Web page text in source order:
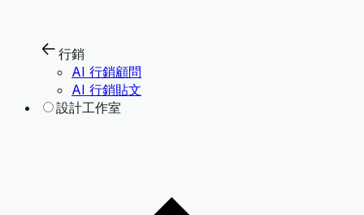
行銷
AI 行銷顧問
AI 行銷貼文
設計工作室